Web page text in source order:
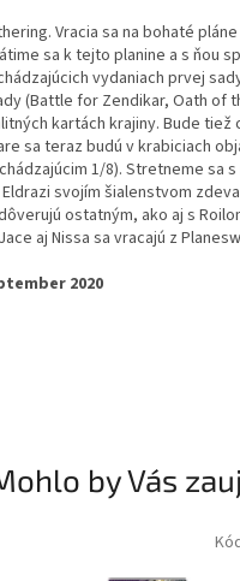
Vracia sa na bohaté
sa k tejto planine a s ňou
vydaniach prvej
(Battle for Zendikar, Oath of
kartách krajiny. Bude tiež
sa teraz budú v krabiciach
1/8). Stretneme sa s
svojím šialenstvom
ostatným, ako aj s
aj Nissa sa vracajú z
2020
by Vás